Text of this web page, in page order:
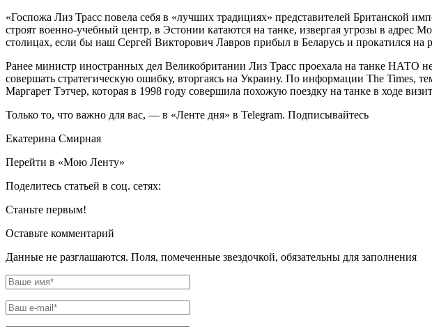
«Госпожа Лиз Трасс повела себя в «лучших традициях» представителей
строят военно-учебный центр, в Эстонии катаются на танке, извергая угрозы в
столицах, если бы наш Сергей Викторович Лавров прибыл в Беларусь и прокатился
Ранее министр иностранных дел Великобритании Лиз Трасс проехала на танке НАТО
совершать стратегическую ошибку, вторгаясь на Украину. По информации The Times,
Маргарет Тэтчер, которая в 1998 году совершила похожую поездку на танке в ходе
Только то, что важно для вас, — в «Ленте дня» в Telegram. Подписывайтесь
Екатерина Смирная
Перейти в «Мою Ленту»
Поделитесь статьей в соц. сетях:
Станьте первым!
Оставьте комментарий
Данные не разглашаются. Поля, помеченные звездочкой, обязательны для заполнения